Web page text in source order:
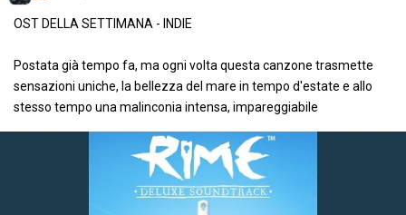
OST DELLA SETTIMANA - INDIE
Postata già tempo fa, ma ogni volta questa canzone trasmette
sensazioni uniche, la bellezza del mare in tempo d'estate e allo
stesso tempo una malinconia intensa, impareggiabile